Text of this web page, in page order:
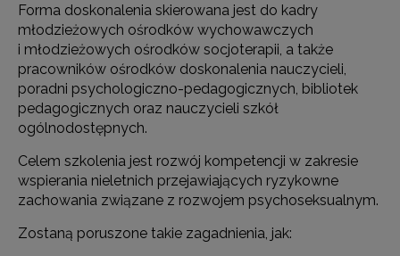
Forma doskonalenia skierowana jest do kadry
młodzieżowych ośrodków wychowawczych
i młodzieżowych ośrodków socjoterapii, a także
pracowników ośrodków doskonalenia nauczycieli,
poradni psychologiczno-pedagogicznych, bibliotek
pedagogicznych oraz nauczycieli szkół
ogólnodostępnych.
Celem szkolenia jest rozwój kompetencji w zakresie
wspierania nieletnich przejawiających ryzykowne
zachowania związane z rozwojem psychoseksualnym.
Zostaną poruszone takie zagadnienia, jak: